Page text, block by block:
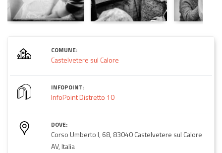
COMUNE:
Castelvetere sul Calore
INFOPOINT:
InfoPoint Distretto 10
DOVE:
Corso Umberto I, 68, 83040 Castelvetere sul Calore
AV, Italia